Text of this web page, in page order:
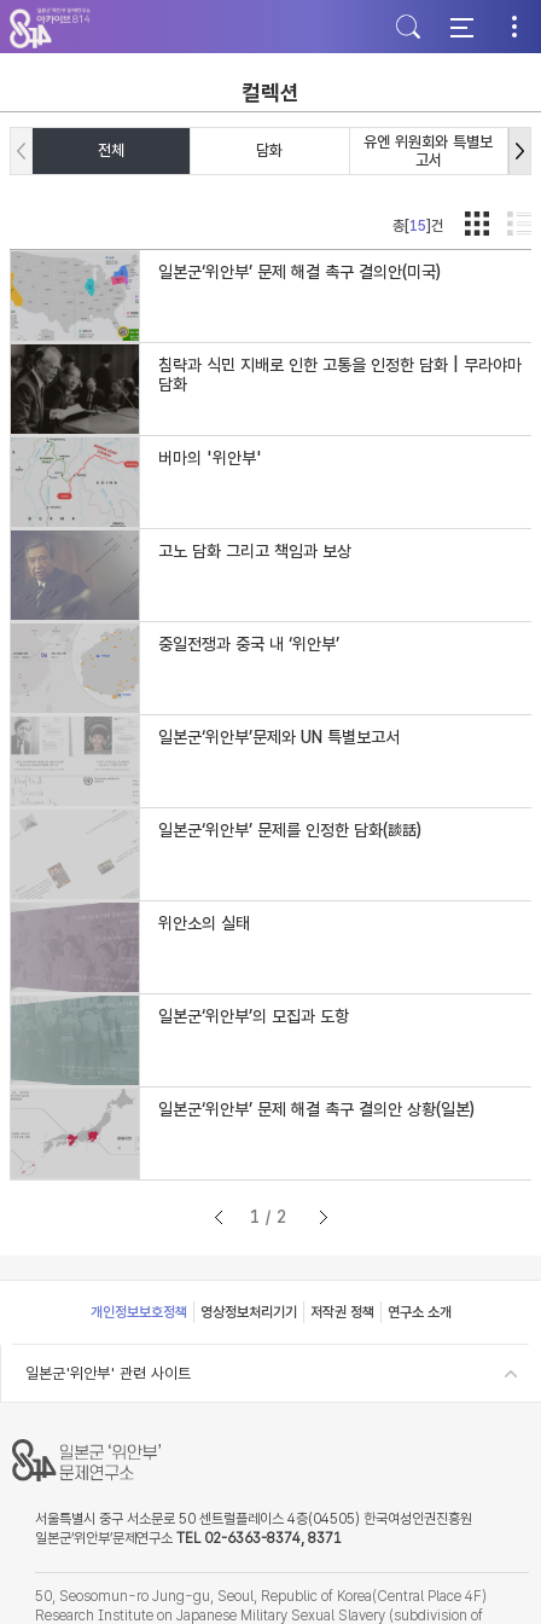
주
메
뉴
가
기
본
문
바
기
하
단
바
기
컬렉션
전체 담화
유엔 위원회와 특별보
고서
총[15]건
일본군‘위안부’ 문제 해결 촉구 결의안(미국)
침략과 식민 지배로 인한 고통을 인정한 담화 | 무라야마
담화
버마의 '위안부'
고노 담화 그리고 책임과 보상
중일전쟁과 중국 내 ‘위안부’
일본군‘위안부’문제와 UN 특별보고서
일본군‘위안부’ 문제를 인정한 담화(談話)
위안소의 실태
일본군‘위안부’의 모집과 도항
일본군‘위안부’ 문제 해결 촉구 결의안 상황(일본)
1/2
Footer
개인정보보호정책 영상정보처리기기 저작권 정책 연구소 소개
일본군'위안부' 관련 사이트
서울특별시 중구 서소문로 50 센트럴플레이스 4층(04505) 한국여성인권진흥원
일본군‘위안부’문제연구소 TEL 02-6363-8374, 8371
50, Seosomun-ro Jung-gu, Seoul, Republic of Korea(Central Place 4F)
Research Institute on Japanese Military Sexual Slavery (subdivision of